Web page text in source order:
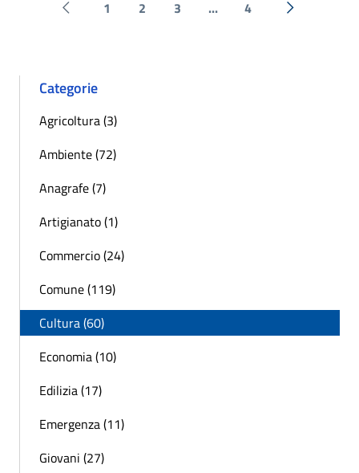
Pagina precedente
1 2 3 ... 4 Successiva
Categorie
Agricoltura (3)
Ambiente (72)
Anagrafe (7)
Artigianato (1)
Commercio (24)
Comune (119)
Cultura (60)
Economia (10)
Edilizia (17)
Emergenza (11)
Giovani (27)